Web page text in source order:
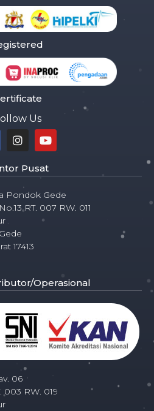
Us
Pusat
Pondok Gede
RT. 007 RW. 011
17413
Operasional
06
003 RW. 019